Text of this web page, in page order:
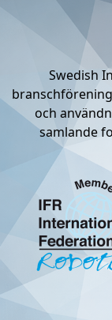
Swedish
och
samlande